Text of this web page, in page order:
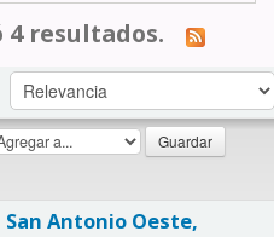
4 resultados.
Antonio Oeste,